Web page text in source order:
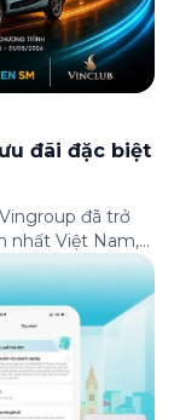
đãi đặc biệt
đã trở
nhất Việt Nam,
Á theo bảng
niệm 33 năm
SM trân […]